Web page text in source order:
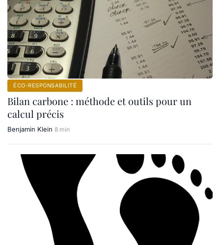
ÉCO-RESPONSABILITÉ
Bilan carbone : méthode et outils pour un
calcul précis
Benjamin Klein 8 min